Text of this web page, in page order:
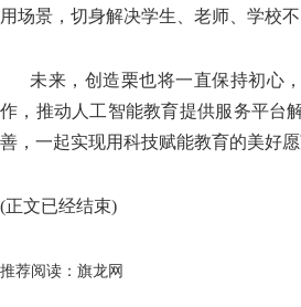
用场景，切身解决学生、老师、学校不
未来，创造栗也将一直保持初心
作，推动人工智能教育提供服务平台
善，一起实现用科技赋能教育的美好愿
(正文已经结束)
推荐阅读： 旗龙网